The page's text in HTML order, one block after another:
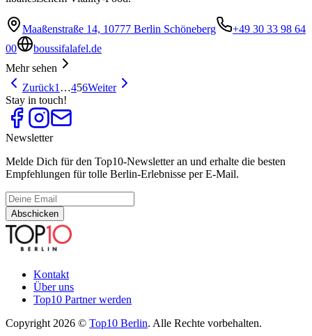
Maaßenstraße 14, 10777 Berlin Schöneberg
+49 30 33 98 64
00
boussifalafel.de
Mehr sehen
Zurück1 …456Weiter
Stay in touch!
Newsletter
Melde Dich für den Top10-Newsletter an und erhalte die besten
Empfehlungen für tolle Berlin-Erlebnisse per E-Mail.
Abschicken
Kontakt
Über uns
Top10 Partner werden
Copyright 2026 © Top10 Berlin. Alle Rechte vorbehalten.